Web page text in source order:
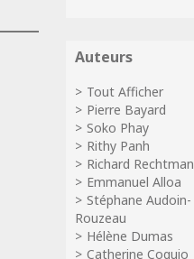
Auteurs
Tout Afficher
Pierre Bayard
Soko Phay
Rithy Panh
Richard Rechtman
Emmanuel Alloa
Stéphane Audoin-
Rouzeau
Hélène Dumas
Catherine Coquio